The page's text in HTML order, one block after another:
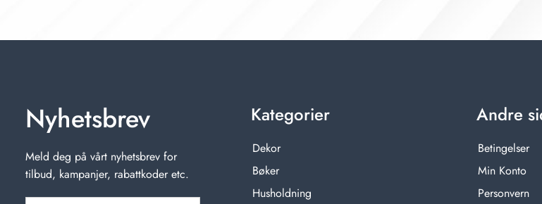
Nyhetsbrev
Meld deg på vårt nyhetsbrev for
tilbud, kampanjer, rabattkoder etc.
Kategorier
Dekor
Bøker
Husholdning
Andre
Betingelser
Min Konto
Personvern